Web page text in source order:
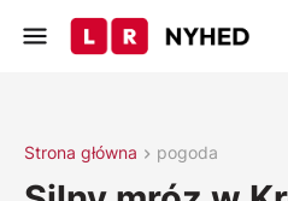
Strona główna pogoda